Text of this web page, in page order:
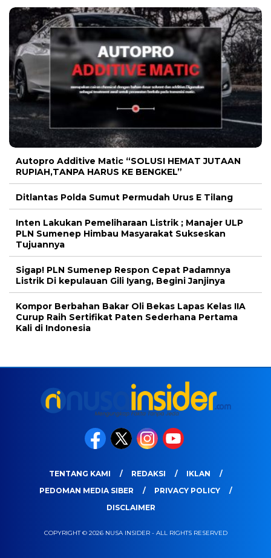
Autopro Additive Matic “SOLUSI HEMAT JUTAAN
RUPIAH,TANPA HARUS KE BENGKEL”
Ditlantas Polda Sumut Permudah Urus E Tilang
Inten Lakukan Pemeliharaan Listrik ; Manajer ULP
PLN Sumenep Himbau Masyarakat Sukseskan
Tujuannya
Sigap! PLN Sumenep Respon Cepat Padamnya
Listrik Di kepulauan Gili Iyang, Begini Janjinya
Kompor Berbahan Bakar Oli Bekas Lapas Kelas IIA
Curup Raih Sertifikat Paten Sederhana Pertama
Kali di Indonesia
TENTANG KAMI REDAKSI
IKLAN
PEDOMAN MEDIA SIBER
PRIVACY POLICY
DISCLAIMER
COPYRIGHT © 2026 NUSA INSIDER - ALL RIGHTS RESERVED